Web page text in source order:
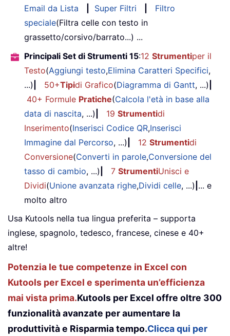
Email da Lista
Super Filtri
Filtro
speciale(Filtra celle con testo in
grassetto/corsivo/barrato...) ...
Principali Set di Strumenti 15:12 Strumentiper il
Testo(Aggiungi testo,Elimina Caratteri Specifici,
...)
50+Tipidi Grafico(Diagramma di Gantt, ...)
40+ Formule Pratiche(Calcola l'età in base alla
data di nascita, ...) 19 Strumentidi
Inserimento(Inserisci Codice QR,Inserisci
Immagine dal Percorso, ...) 12 Strumentidi
Conversione(Converti in parole,Conversione del
tasso di cambio, ...) 7 StrumentiUnisci e
Dividi(Unione avanzata righe,Dividi celle, ...) ... e
molto altro
Usa Kutools nella tua lingua preferita – supporta
inglese, spagnolo, tedesco, francese, cinese e 40+
altre!
Potenzia le tue competenze in Excel con
Kutools per Excel e sperimenta un’efficienza
mai vista prima.Kutools per Excel offre oltre 300
funzionalità avanzate per aumentare la
produttività e Risparmia tempo.Clicca qui per